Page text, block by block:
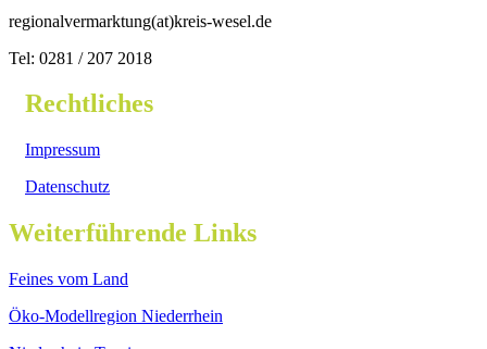
regionalvermarktung(at)kreis-wesel.de
Tel: 0281 / 207 2018
Rechtliches
Impressum
Datenschutz
Weiterführende Links
Feines vom Land
Öko-Modellregion Niederrhein